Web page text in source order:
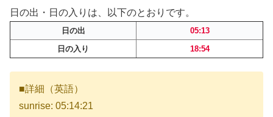
日の出・日の入りは、以下のとおりです。
日の出
05:13
日の入り
18:54
■詳細（英語）
sunrise: 05:14:21